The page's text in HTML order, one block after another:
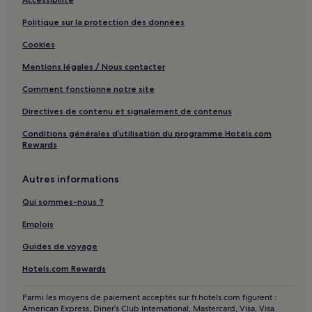
Sud Retz Atlantique : hôtels
Pays des Achards : hôtels
Politique sur la protection des données
Cookies
Mentions légales / Nous contacter
Comment fonctionne notre site
Directives de contenu et signalement de contenus
Conditions générales d’utilisation du programme Hotels.com
Rewards
Autres informations
Qui sommes-nous ?
Emplois
Guides de voyage
Hotels.com Rewards
Parmi les moyens de paiement acceptés sur fr.hotels.com figurent :
American Express, Diner’s Club International, Mastercard, Visa, Visa